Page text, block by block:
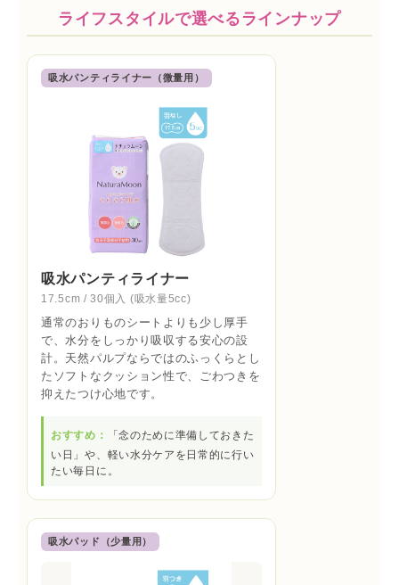
ライフスタイルで選べるラインナップ
吸水パンティライナー（微量用）
吸水パンティライナー
17.5cm / 30個入 (吸水量5cc)
通常のおりものシートよりも少し厚手
で、水分をしっかり吸収する安心の設
計。天然パルプならではのふっくらとし
たソフトなクッション性で、ごわつきを
抑えたつけ心地です。
おすすめ：
「念のために準備しておきた
い日」や、軽い水分ケアを日常的に行い
たい毎日に。
吸水パッド（少量用）